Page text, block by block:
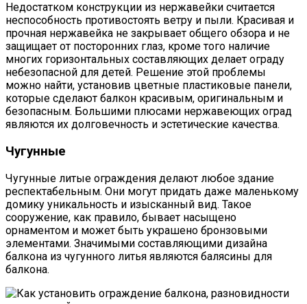
Недостатком конструкции из нержавейки считается
неспособность противостоять ветру и пыли. Красивая и
прочная нержавейка не закрывает общего обзора и не
защищает от посторонних глаз, кроме того наличие
многих горизонтальных составляющих делает ограду
небезопасной для детей. Решение этой проблемы
можно найти, установив цветные пластиковые панели,
которые сделают балкон красивым, оригинальным и
безопасным. Большими плюсами нержавеющих оград
являются их долговечность и эстетические качества.
Чугунные
Чугунные литые ограждения делают любое здание
респектабельным. Они могут придать даже маленькому
домику уникальность и изысканный вид. Такое
сооружение, как правило, бывает насыщено
орнаментом и может быть украшено бронзовыми
элементами. Значимыми составляющими дизайна
балкона из чугунного литья являются балясины для
балкона.